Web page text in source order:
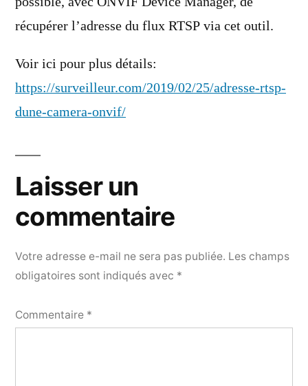
récupérer l’adresse du flux RTSP via cet outil.
Voir ici pour plus détails:
https://surveilleur.com/2019/02/25/adresse-rtsp-
dune-camera-onvif/
Laisser un
commentaire
Votre adresse e-mail ne sera pas publiée. Les champs
obligatoires sont indiqués avec *
Commentaire *